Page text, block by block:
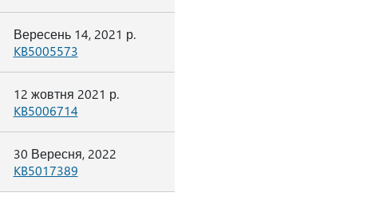
Вересень 14, 2021 р.
KB5005573
12 жовтня 2021 р.
KB5006714
30 Вересня, 2022
KB5017389